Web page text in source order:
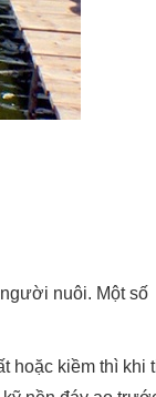
nuôi. Một số
hoặc kiềm thì khi